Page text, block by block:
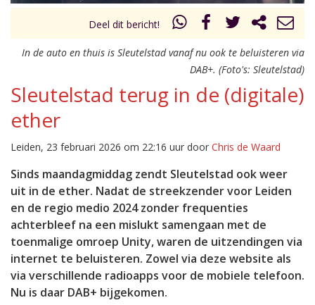
Deel dit bericht!
In de auto en thuis is Sleutelstad vanaf nu ook te beluisteren via
DAB+. (Foto's: Sleutelstad)
Sleutelstad terug in de (digitale)
ether
Leiden, 23 februari 2026 om 22:16 uur door Chris de Waard
Sinds maandagmiddag zendt Sleutelstad ook weer
uit in de ether. Nadat de streekzender voor Leiden
en de regio medio 2024 zonder frequenties
achterbleef na een mislukt samengaan met de
toenmalige omroep Unity, waren de uitzendingen via
internet te beluisteren. Zowel via deze website als
via verschillende radioapps voor de mobiele telefoon.
Nu is daar DAB+ bijgekomen.